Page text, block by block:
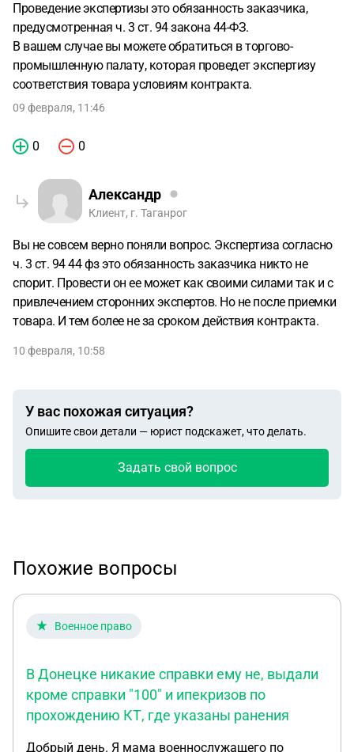
Проведение экспертизы это обязанность заказчика,
предусмотренная ч. 3 ст. 94 закона 44-ФЗ.
В вашем случае вы можете обратиться в торгово-
промышленную палату, которая проведет экспертизу
соответствия товара условиям контракта.
09 февраля, 11:46
0 0
Александр
Клиент, г. Таганрог
Вы не совсем верно поняли вопрос. Экспертиза согласно
ч. 3 ст. 94 44 фз это обязанность заказчика никто не
спорит. Провести он ее может как своими силами так и с
привлечением сторонних экспертов. Но не после приемки
товара. И тем более не за сроком действия контракта.
10 февраля, 10:58
У вас похожая ситуация?
Опишите свои детали — юрист подскажет, что делать.
Задать свой вопрос
Похожие вопросы
Военное право
В Донецке никакие справки ему не, выдали
кроме справки "100" и ипекризов по
прохождению КТ, где указаны ранения
Добрый день. Я мама военнослужащего по